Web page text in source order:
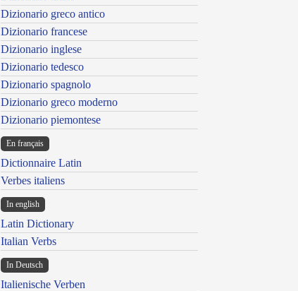
Dizionario greco antico
Dizionario francese
Dizionario inglese
Dizionario tedesco
Dizionario spagnolo
Dizionario greco moderno
Dizionario piemontese
En français
Dictionnaire Latin
Verbes italiens
In english
Latin Dictionary
Italian Verbs
In Deutsch
Italienische Verben